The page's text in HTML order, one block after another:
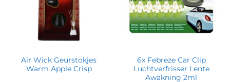
Air Wick Geurstokjes
Warm Apple Crisp
6x Febreze Car Clip
Luchtverfrisser Lente
Awakning 2ml